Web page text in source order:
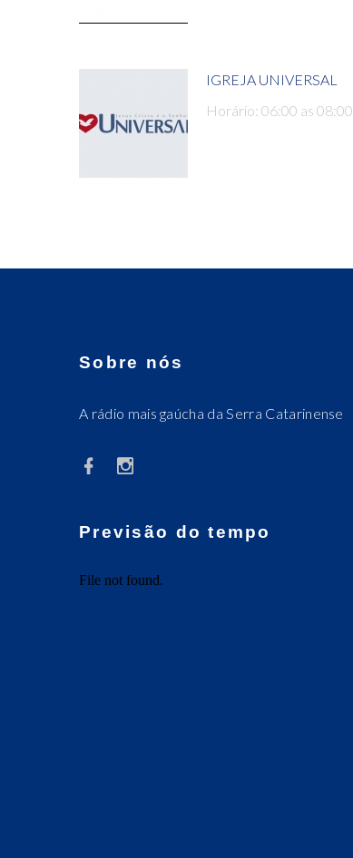
IGREJA UNIVERSAL
Horário: 06:00 as 08:00
Sobre nós
A rádio mais gaúcha da Serra Catarinense
Previsão do tempo